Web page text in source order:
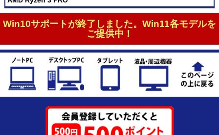
Win10サポートが終了しました。Win11各モデルを
ご提供中！